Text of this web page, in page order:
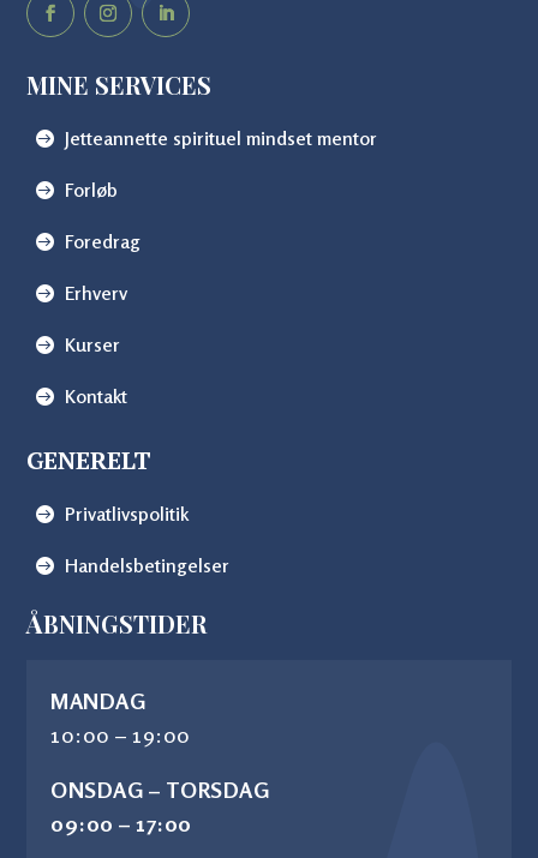
MINE SERVICES
Jetteannette spirituel mindset mentor
Forløb
Foredrag
Erhverv
Kurser
Kontakt
GENERELT
Privatlivspolitik
Handelsbetingelser
ÅBNINGSTIDER
MANDAG
10:00 – 19:00
ONSDAG – TORSDAG
09:00 – 17:00